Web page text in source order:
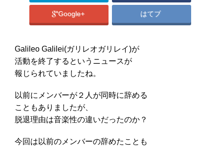
Google+ はてブ
Galileo Galilei(ガリレオガリレイ)が
活動を終了するというニュースが
報じられていましたね。
以前にメンバーが２人が同時に辞める
こともありましたが、
脱退理由は音楽性の違いだったのか？
今回は以前のメンバーの辞めたことも